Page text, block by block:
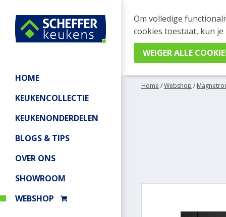
HOME
KEUKENCOLLECTIE
KEUKENONDERDELEN
BLOGS & TIPS
OVER ONS
SHOWROOM
WEBSHOP
WEBSHOP
Je kan tijdelijk geen
Home /Webshop /
Om volledige
cookies toestaat, kun